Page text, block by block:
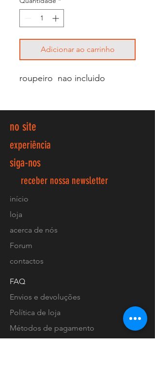
Adicionar ao carrinho
roupeiro nao incluido
no site
experiência
siga-nos
receber nossa newsletter
início
loja
acerca de nós
Forum
contactos
FAQ
Envios e devoluções
Política de loja
Métodos de pagamento